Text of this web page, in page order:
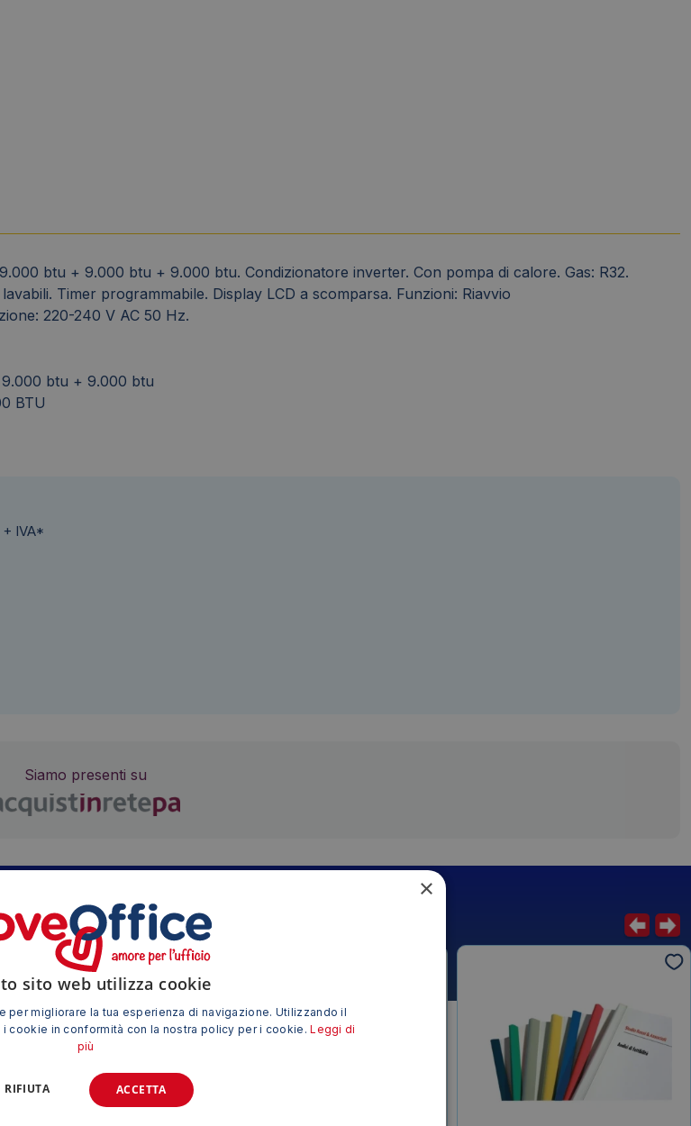
btu + 9.000 btu + 9.000 btu. Condizionatore inverter. Con pompa di calore. Gas: R32.
Timer programmabile. Display LCD a scomparsa. Funzioni: Riavvio
220-240 V AC 50 Hz.
btu + 9.000 btu
BTU
IVA*
Siamo presenti su
INTERESSARE ANCHE
×
sito web utilizza cookie
per migliorare la tua esperienza di navigazione. Utilizzando il
cookie in conformità con la nostra policy per i cookie.Leggi di
più
ACCETTA
RIFIUTA